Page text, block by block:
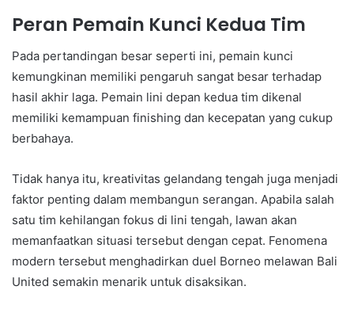
Peran Pemain Kunci Kedua Tim
Pada pertandingan besar seperti ini, pemain kunci
kemungkinan memiliki pengaruh sangat besar terhadap
hasil akhir laga. Pemain lini depan kedua tim dikenal
memiliki kemampuan finishing dan kecepatan yang cukup
berbahaya.
Tidak hanya itu, kreativitas gelandang tengah juga menjadi
faktor penting dalam membangun serangan. Apabila salah
satu tim kehilangan fokus di lini tengah, lawan akan
memanfaatkan situasi tersebut dengan cepat. Fenomena
modern tersebut menghadirkan duel Borneo melawan Bali
United semakin menarik untuk disaksikan.